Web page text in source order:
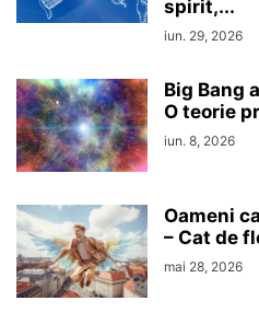
spirit,...
iun. 29, 2026
Big Bang
O teorie
iun. 8, 2026
Oameni
– Cat de
mai 28, 2026